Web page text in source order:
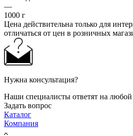
—
1000 г
Цена действительна только для
отличаться от цен в розничных
Нужна консультация?
Наши специалисты ответят на
Задать вопрос
Каталог
Компания